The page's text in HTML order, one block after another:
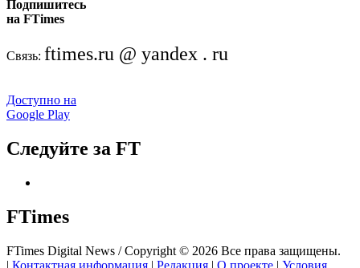
Подпишитесь
на FTimes
Связь: ftimes.ru @ yandex . ru
Доступно на
Google Play
Следуйте за FT
FTimes
FTimes Digital News / Copyright © 2026 Все права защищены.
| Контактная информация | Редакция | О проекте | Условия